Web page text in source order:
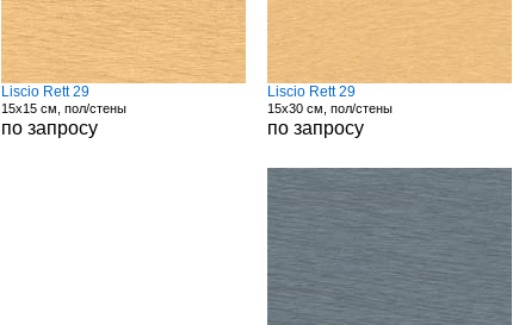
Liscio Rett 29
15x15 см, пол/стены
по запросу
Liscio Rett 29
15x30 см, пол/стены
по запросу